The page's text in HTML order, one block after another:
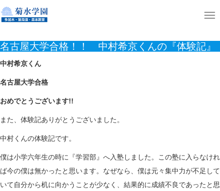
T
g
g
t
ホーム ニュース
名古屋大学合格！！ 中村希京くんの『体験記』
中村希京くん
名古屋大学合格
おめでとうございます!!
また、体験記ありがとうございました。
中村くんの体験記です。
僕は小学六年生の時に『学習部』へ入塾しました。この塾に入らなけれ
ば今の僕は無かったと思います。なぜなら、僕は元々集中力が不足して
いて自分から机に向かうことが少なく、結果的に成績不良であったと思